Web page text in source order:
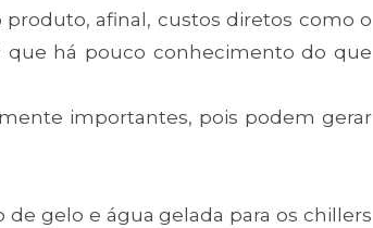
afinal, custos diretos como o
há pouco conhecimento do que
importantes, pois podem gerar
gelo e água gelada para os chillers